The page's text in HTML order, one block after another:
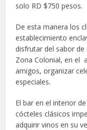
solo RD $750 pesos.
De esta manera los
establecimiento
disfrutar del sabor
Zona Colonial, en el
amigos, organizar
especiales.
El bar en el interior
cócteles clásicos
adquirir vinos en su